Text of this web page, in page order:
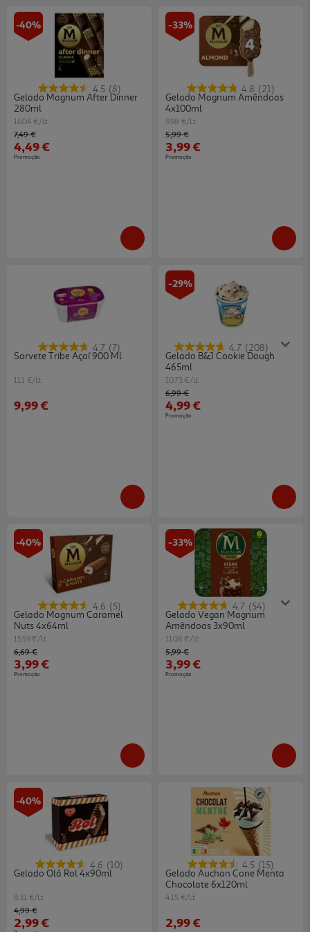
-40%
4.5 (8)
Gelado Magnum After Dinner
280ml
16.04 €/Lt
Price reduced from
7,49 €to
4,49 €
Promoção
-33%
4.8 (21)
Gelado Magnum Amêndoas
4x100ml
9.98 €/Lt
Price reduced from
5,99 €to
3,99 €
Promoção
4.7 (7)
Sorvete Tribe Açaí 900 Ml
11.1 €/Lt
9,99 €
-29%
4.7 (208)
Gelado B&j Cookie Dough
465ml
10.73 €/Lt
Price reduced from
6,99 €to
4,99 €
Promoção
-40%
4.6 (5)
Gelado Magnum Caramel
Nuts 4x64ml
15.59 €/Lt
Price reduced from
6,69 €to
3,99 €
Promoção
-33%
4.7 (54)
Gelado Vegan Magnum
Amêndoas 3x90ml
11.08 €/Lt
Price reduced from
5,99 €to
3,99 €
Promoção
-40%
4.6 (10)
Gelado Olá Rol 4x90ml
8.31 €/Lt
Price reduced from
4,99 €to
2,99 €
4.5 (15)
Gelado Auchan Cone Menta
Chocolate 6x120ml
4.15 €/Lt
2,99 €